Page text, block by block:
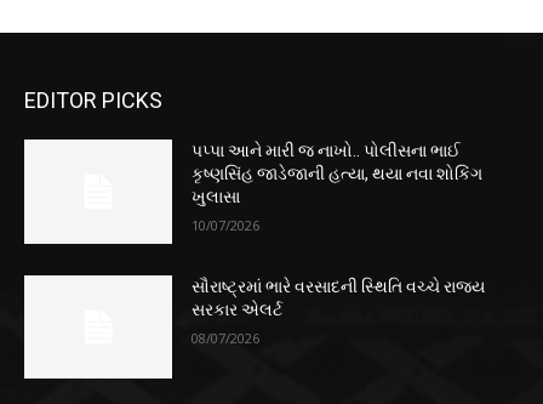
EDITOR PICKS
પપ્પા આને મારી જ નાખો.. પોલીસના ભાઈ
કૃષ્ણસિંહ જાડેજાની હત્યા, થયા નવા શોકિંગ
ખુલાસા
10/07/2026
સૌરાષ્ટ્રમાં ભારે વરસાદની સ્થિતિ વચ્ચે રાજ્ય
સરકાર એલર્ટ
08/07/2026